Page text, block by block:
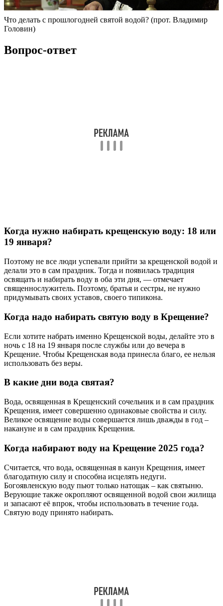
Что делать с прошлогодней святой водой? (прот. Владимир
Головин)
Вопрос-ответ
Когда нужно набирать крещенскую воду: 18 или
19 января?
Поэтому не все люди успевали прийти за крещенской водой и
делали это в сам праздник. Тогда и появилась традиция
освящать и набирать воду в оба эти дня, — отмечает
священнослужитель. Поэтому, братья и сестры, не нужно
придумывать своих уставов, своего типикона.
Когда надо набирать святую воду в Крещение?
Если хотите набрать именно Крещенской воды, делайте это в
ночь с 18 на 19 января после службы или до вечера в
Крещение. Чтобы Крещенская вода принесла благо, ее нельзя
использовать без веры.
В какие дни вода святая?
Вода, освященная в Крещенский сочельник и в сам праздник
Крещения, имеет совершенно одинаковые свойства и силу.
Великое освящение воды совершается лишь дважды в год –
накануне и в сам праздник Крещения.
Когда набирают воду на Крещение 2025 года?
Считается, что вода, освященная в канун Крещения, имеет
благодатную силу и способна исцелять недуги.
Богоявленскую воду пьют только натощак – как святыню.
Верующие также окропляют освященной водой свои жилища
и запасают её впрок, чтобы использовать в течение года.
Святую воду принято набирать.